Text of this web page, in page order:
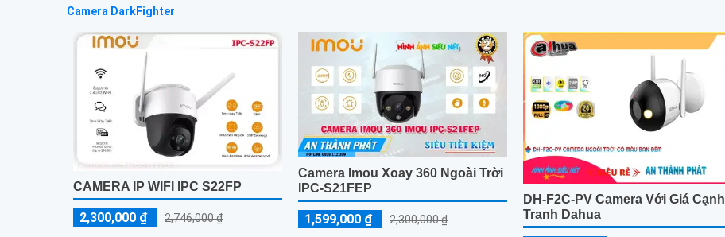
Camera DarkFighter
CAMERA IP WIFI IPC S22FP
2,300,000 ₫ 2,746,000 ₫
Camera Imou Xoay 360 Ngoài Trời
IPC-S21FEP
1,599,000 ₫ 2,300,000 ₫
DH-F2C-PV Camera Với Giá Cạnh
Tranh Dahua